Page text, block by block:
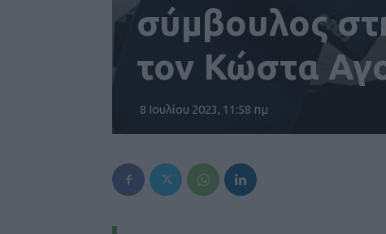
σύμβουλος
τον Κώστα
8 Ιουλίου 2023, 11:58 πμ